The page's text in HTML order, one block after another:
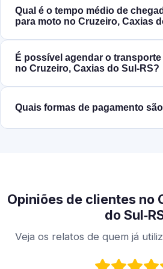
Qual é o tempo médio de
para moto no Cruzeiro, Caxias
É possível agendar o
no Cruzeiro, Caxias do Sul‑RS?
Quais formas de pagamento
Opiniões de clientes no
do
Veja os relatos de quem já